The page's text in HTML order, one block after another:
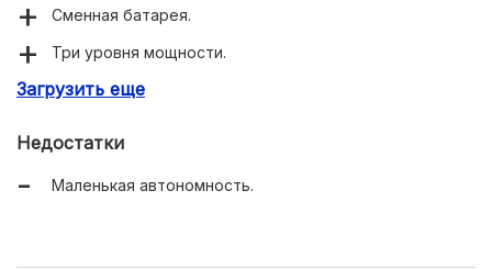
Сменная батарея.
Три уровня мощности.
Хорошая комплектация.
Загрузить еще
Недостатки
Маленькая автономность.